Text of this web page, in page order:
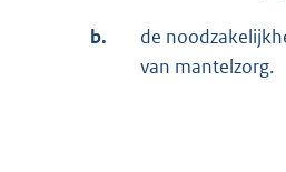
b.
de
van mantelzorg.